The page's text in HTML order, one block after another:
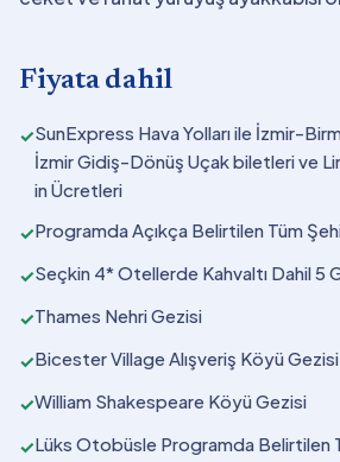
Fiyata dahil
✓SunExpress Hava Yolları ile İzmir-
İzmir Gidiş-Dönüş Uçak biletleri ve
in Ücretleri
✓Programda Açıkça Belirtilen Tüm
✓Seçkin 4* Otellerde Kahvaltı Dahil 5
✓Thames Nehri Gezisi
✓Bicester Village Alışveriş Köyü Gezisi
✓William Shakespeare Köyü Gezisi
✓Lüks Otobüsle Programda Belirtilen